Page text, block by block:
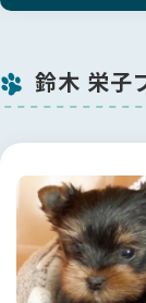
鈴木 栄子